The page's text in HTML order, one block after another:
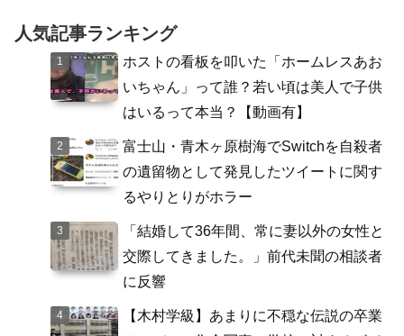
人気記事ランキング
ホストの看板を叩いた「ホームレスあお
いちゃん」って誰？若い頃は美人で子供
はいるって本当？【動画有】
富士山・青木ヶ原樹海でSwitchを自殺者
の遺留物として発見したツイートに関す
るやりとりがホラー
「結婚して36年間、常に妻以外の女性と
交際してきました。」前代未聞の相談者
に反響
【木村学級】あまりに不穏な伝説の卒業